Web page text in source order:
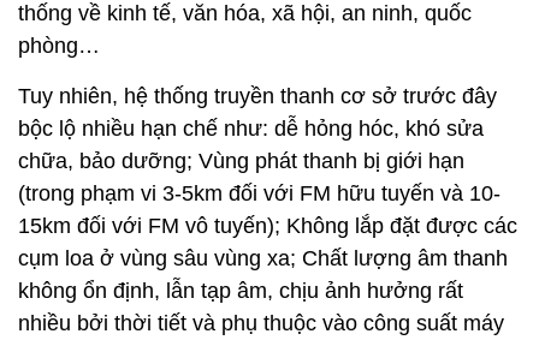
thống về kinh tế, văn hóa, xã hội, an ninh, quốc
phòng…
Tuy nhiên, hệ thống truyền thanh cơ sở trước đây
bộc lộ nhiều hạn chế như: dễ hỏng hóc, khó sửa
chữa, bảo dưỡng; Vùng phát thanh bị giới hạn
(trong phạm vi 3-5km đối với FM hữu tuyến và 10-
15km đối với FM vô tuyến); Không lắp đặt được các
cụm loa ở vùng sâu vùng xa; Chất lượng âm thanh
không ổn định, lẫn tạp âm, chịu ảnh hưởng rất
nhiều bởi thời tiết và phụ thuộc vào công suất máy